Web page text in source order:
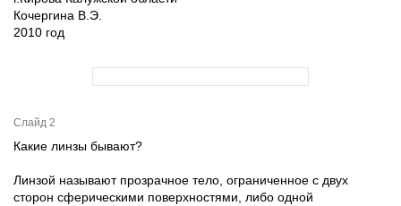
Кочергина В.Э.
2010 год
Слайд 2
Какие линзы бывают?
Линзой называют прозрачное тело, ограниченное с двух
сторон сферическими поверхностями, либо одной